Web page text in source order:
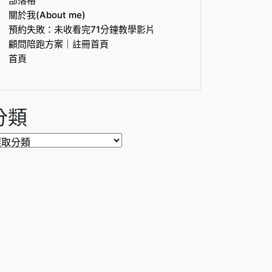
關於我(About me)
預約失敗：未收看完71分鐘教學影片
顧問陪跑方案｜註冊首頁
首頁
類